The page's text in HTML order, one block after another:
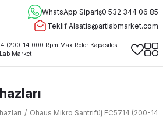
WhatsApp Sipariş0 532 344 06 85
Teklif Alsatis@artlabmarket.com
Ohaus Mikro Santrifüj FC5714 (200-